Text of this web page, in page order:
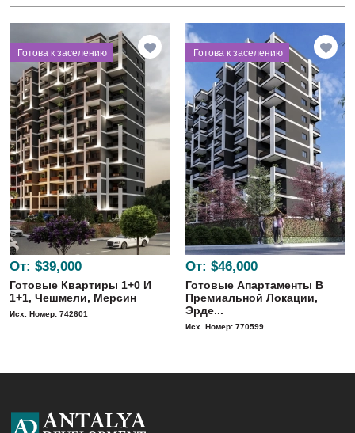
⁠Готова к заселению
От: $39,000
Готовые Квартиры 1+0 И
1+1, Чешмели, Мерсин
Исх. Номер: 742601
⁠Готова к заселению
От: $46,000
Готовые Апартаменты В
Премиальной Локации,
Эрде...
Исх. Номер: 770599